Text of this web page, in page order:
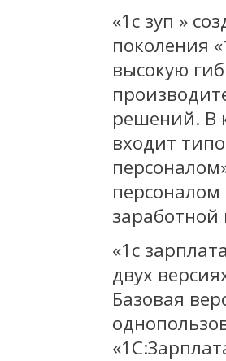
«1с зуп »
поколения
высокую
решений. В
входит
«1с
двух
Базовая